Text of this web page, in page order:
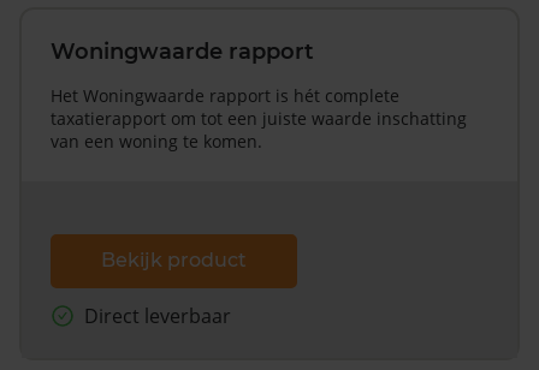
Woningwaarde rapport
Het Woningwaarde rapport is hét complete
taxatierapport om tot een juiste waarde inschatting
van een woning te komen.
Bekijk product
Direct leverbaar